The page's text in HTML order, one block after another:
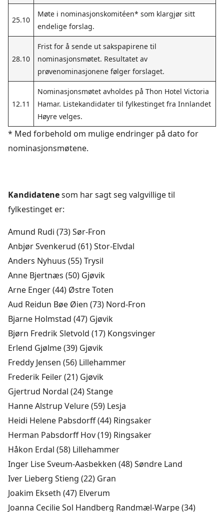
25.10
Møte i nominasjonskomitéen* som klargjør sitt
endelige forslag.
28.10
Frist for å sende ut sakspapirene til
nominasjonsmøtet. Resultatet av
prøvenominasjonene følger forslaget.
12.11
Nominasjonsmøtet avholdes på Thon Hotel Victoria
Hamar. Listekandidater til fylkestinget fra Innlandet
Høyre velges.
* Med forbehold om mulige endringer på dato for
nominasjonsmøtene.
Kandidatenesom har sagt seg valgvillige til
fylkestinget er:
Amund Rudi (73) Sør-Fron
Anbjør Svenkerud (61) Stor-Elvdal
Anders Nyhuus (55) Trysil
Anne Bjertnæs (50) Gjøvik
Arne Enger (44) Østre Toten
Aud Reidun Bøe Øien (73) Nord-Fron
Bjarne Holmstad (47) Gjøvik
Bjørn Fredrik Sletvold (17) Kongsvinger
Erlend Gjølme (39) Gjøvik
Freddy Jensen (56) Lillehammer
Frederik Feiler (21) Gjøvik
Gjertrud Nordal (24) Stange
Hanne Alstrup Velure (59) Lesja
Heidi Helene Pabsdorff (44) Ringsaker
Herman Pabsdorff Hov (19) Ringsaker
Håkon Erdal (58) Lillehammer
Inger Lise Sveum-Aasbekken (48) Søndre Land
Iver Lieberg Stieng (22) Gran
Joakim Ekseth (47) Elverum
Joanna Cecilie Sol Handberg Randmæl-Warpe (34)